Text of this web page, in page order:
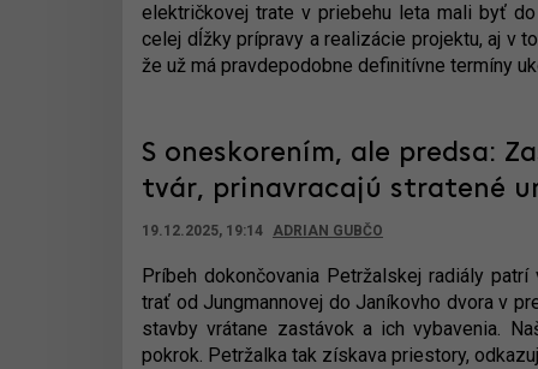
električkovej trate v priebehu leta mali byť
celej dĺžky prípravy a realizácie projektu, aj v
že už má pravdepodobne definitívne termíny
S oneskorením, ale predsa:
tvár, prinavracajú stratené
19.12.2025, 19:14 ADRIAN GUBČO
Príbeh dokončovania Petržalskej radiály
trať od Jungmannovej do Janíkovho dvora v
stavby vrátane zastávok a ich vybavenia.
pokrok. Petržalka tak získava priestory,